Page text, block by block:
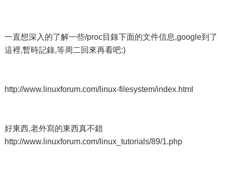
一直想深入的了解一些/proc目錄下面的文件信息,google到了
這裡,暫時記錄,等周二回來再看吧:)
http://www.linuxforum.com/linux-filesystem/index.html
好東西,老外寫的東西真不錯
http://www.linuxforum.com/linux_tutorials/89/1.php